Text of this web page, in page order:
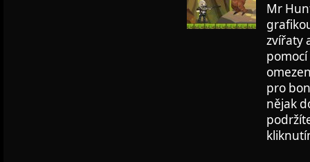
Mr
zvířaty
pro
nějak